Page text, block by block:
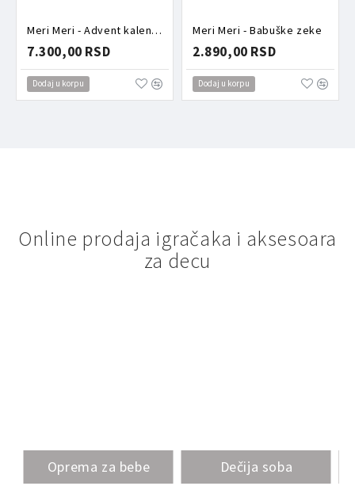
Meri Meri - Advent kalendar šnalice
7.300,00 RSD
Dodaj u korpu
Meri Meri - Babuške zeke
2.890,00 RSD
Dodaj u korpu
Online prodaja igračaka i aksesoara
za decu
Oprema za bebe Dečija soba